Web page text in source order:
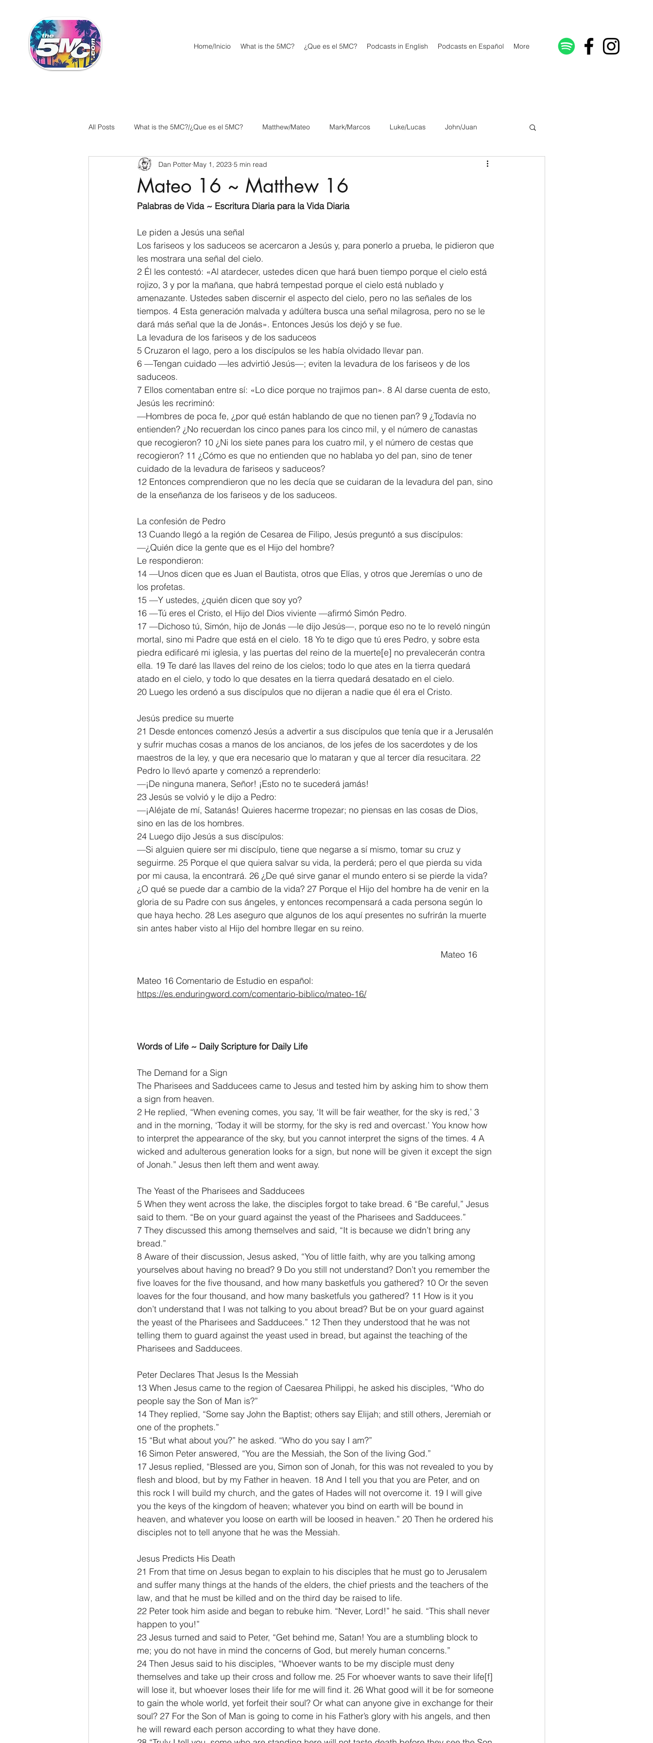
Home/Inicio What is the 5MC? ¿Que es el 5MC? Podcasts in English Podcasts en Español More
All Posts What is the 5MC?/¿Que es el 5MC? Matthew/Mateo Mark/Marcos Luke/Lucas John/Juan
Acts/Hechos Romans/Romanos 1 Corinthians/1 Corintios Galatians/Gálatas
Ephesians/Efesios Philippians/Filipenses Colossians/Colosenses
2 Thessalonians/2 Tesalonicenses 1 Timothy/1 Timoteo 2 Timothy/2 Timoteo Titus/Tito Philemon/Filemon
Hebrews/Hebreos James/Santiago 1 Peter/1 Pedro Psalm 23/Salmo 23 2 Peter/2 Pedro
2 John/2 Juan 3 John/3 Juan Revelation/Apocalipsis Potpourri/Popurrí Genesis/Génesis
Mateo 16 ~ Matthew 16
Dan Potter May 1, 2023 5 min read
Palabras de Vida ~ Escritura Diaria para la Vida Diaria
Le piden a Jesús una señal
Los fariseos y los saduceos se acercaron a Jesús y, para ponerlo a prueba, le pidieron que
les mostrara una señal del cielo.
2 Él les contestó: «Al atardecer, ustedes dicen que hará buen tiempo porque el cielo está
rojizo, 3 y por la mañana, que habrá tempestad porque el cielo está nublado y
amenazante. Ustedes saben discernir el aspecto del cielo, pero no las señales de los
tiempos. 4 Esta generación malvada y adúltera busca una señal milagrosa, pero no se le
dará más señal que la de Jonás». Entonces Jesús los dejó y se fue.
La levadura de los fariseos y de los saduceos
5 Cruzaron el lago, pero a los discípulos se les había olvidado llevar pan.
6 —Tengan cuidado —les advirtió Jesús—; eviten la levadura de los fariseos y de los
saduceos.
7 Ellos comentaban entre sí: «Lo dice porque no trajimos pan». 8 Al darse cuenta de esto,
Jesús les recriminó:
—Hombres de poca fe, ¿por qué están hablando de que no tienen pan? 9 ¿Todavía no
entienden? ¿No recuerdan los cinco panes para los cinco mil, y el número de canastas
que recogieron? 10 ¿Ni los siete panes para los cuatro mil, y el número de cestas que
recogieron? 11 ¿Cómo es que no entienden que no hablaba yo del pan, sino de tener
cuidado de la levadura de fariseos y saduceos?
12 Entonces comprendieron que no les decía que se cuidaran de la levadura del pan, sino
de la enseñanza de los fariseos y de los saduceos.
La confesión de Pedro
13 Cuando llegó a la región de Cesarea de Filipo, Jesús preguntó a sus discípulos:
—¿Quién dice la gente que es el Hijo del hombre?
Le respondieron:
14 —Unos dicen que es Juan el Bautista, otros que Elías, y otros que Jeremías o uno de
los profetas.
15 —Y ustedes, ¿quién dicen que soy yo?
16 —Tú eres el Cristo, el Hijo del Dios viviente —afirmó Simón Pedro.
17 —Dichoso tú, Simón, hijo de Jonás —le dijo Jesús—, porque eso no te lo reveló ningún
mortal, sino mi Padre que está en el cielo. 18 Yo te digo que tú eres Pedro, y sobre esta
piedra edificaré mi iglesia, y las puertas del reino de la muerte[e] no prevalecerán contra
ella. 19 Te daré las llaves del reino de los cielos; todo lo que ates en la tierra quedará
atado en el cielo, y todo lo que desates en la tierra quedará desatado en el cielo.
20 Luego les ordenó a sus discípulos que no dijeran a nadie que él era el Cristo.
Jesús predice su muerte
21 Desde entonces comenzó Jesús a advertir a sus discípulos que tenía que ir a Jerusalén
y sufrir muchas cosas a manos de los ancianos, de los jefes de los sacerdotes y de los
maestros de la ley, y que era necesario que lo mataran y que al tercer día resucitara. 22
Pedro lo llevó aparte y comenzó a reprenderlo:
—¡De ninguna manera, Señor! ¡Esto no te sucederá jamás!
23 Jesús se volvió y le dijo a Pedro:
—¡Aléjate de mí, Satanás! Quieres hacerme tropezar; no piensas en las cosas de Dios,
sino en las de los hombres.
24 Luego dijo Jesús a sus discípulos:
—Si alguien quiere ser mi discípulo, tiene que negarse a sí mismo, tomar su cruz y
seguirme. 25 Porque el que quiera salvar su vida, la perderá; pero el que pierda su vida
por mi causa, la encontrará. 26 ¿De qué sirve ganar el mundo entero si se pierde la vida?
¿O qué se puede dar a cambio de la vida? 27 Porque el Hijo del hombre ha de venir en la
gloria de su Padre con sus ángeles, y entonces recompensará a cada persona según lo
que haya hecho. 28 Les aseguro que algunos de los aquí presentes no sufrirán la muerte
sin antes haber visto al Hijo del hombre llegar en su reino.
															     Mateo 16
Mateo 16 Comentario de Estudio en español:
https://es.enduringword.com/comentario-biblico/mateo-16/
Words of Life ~ Daily Scripture for Daily Life
The Demand for a Sign
The Pharisees and Sadducees came to Jesus and tested him by asking him to show them
a sign from heaven.
2 He replied, “When evening comes, you say, ‘It will be fair weather, for the sky is red,’ 3
and in the morning, ‘Today it will be stormy, for the sky is red and overcast.’ You know how
to interpret the appearance of the sky, but you cannot interpret the signs of the times. 4 A
wicked and adulterous generation looks for a sign, but none will be given it except the sign
of Jonah.” Jesus then left them and went away.
The Yeast of the Pharisees and Sadducees
5 When they went across the lake, the disciples forgot to take bread. 6 “Be careful,” Jesus
said to them. “Be on your guard against the yeast of the Pharisees and Sadducees.”
7 They discussed this among themselves and said, “It is because we didn’t bring any
bread.”
8 Aware of their discussion, Jesus asked, “You of little faith, why are you talking among
yourselves about having no bread? 9 Do you still not understand? Don’t you remember the
five loaves for the five thousand, and how many basketfuls you gathered? 10 Or the seven
loaves for the four thousand, and how many basketfuls you gathered? 11 How is it you
don’t understand that I was not talking to you about bread? But be on your guard against
the yeast of the Pharisees and Sadducees.” 12 Then they understood that he was not
telling them to guard against the yeast used in bread, but against the teaching of the
Pharisees and Sadducees.
Peter Declares That Jesus Is the Messiah
13 When Jesus came to the region of Caesarea Philippi, he asked his disciples, “Who do
people say the Son of Man is?”
14 They replied, “Some say John the Baptist; others say Elijah; and still others, Jeremiah or
one of the prophets.”
15 “But what about you?” he asked. “Who do you say I am?”
16 Simon Peter answered, “You are the Messiah, the Son of the living God.”
17 Jesus replied, “Blessed are you, Simon son of Jonah, for this was not revealed to you by
flesh and blood, but by my Father in heaven. 18 And I tell you that you are Peter, and on
this rock I will build my church, and the gates of Hades will not overcome it. 19 I will give
you the keys of the kingdom of heaven; whatever you bind on earth will be bound in
heaven, and whatever you loose on earth will be loosed in heaven.” 20 Then he ordered his
disciples not to tell anyone that he was the Messiah.
Jesus Predicts His Death
21 From that time on Jesus began to explain to his disciples that he must go to Jerusalem
and suffer many things at the hands of the elders, the chief priests and the teachers of the
law, and that he must be killed and on the third day be raised to life.
22 Peter took him aside and began to rebuke him. “Never, Lord!” he said. “This shall never
happen to you!”
23 Jesus turned and said to Peter, “Get behind me, Satan! You are a stumbling block to
me; you do not have in mind the concerns of God, but merely human concerns.”
24 Then Jesus said to his disciples, “Whoever wants to be my disciple must deny
themselves and take up their cross and follow me. 25 For whoever wants to save their life[f]
will lose it, but whoever loses their life for me will find it. 26 What good will it be for someone
to gain the whole world, yet forfeit their soul? Or what can anyone give in exchange for their
soul? 27 For the Son of Man is going to come in his Father’s glory with his angels, and then
he will reward each person according to what they have done.